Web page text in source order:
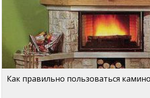
Как правильно пользоваться